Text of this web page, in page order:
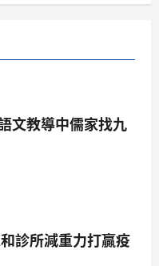
文教導中儒家找九
診所減重力打贏疫